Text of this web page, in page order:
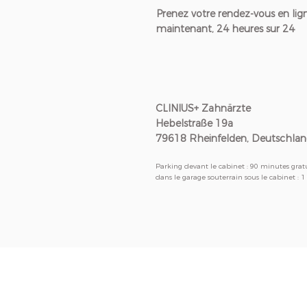
Prenez votre rendez-vous en
maintenant, 24 heures sur 24
CLINIUS+ Zahnärzte
Hebelstraße 19a
79618 Rheinfelden,
Parking devant le cabinet : 90 minutes
dans le garage souterrain sous le cabinet : 1